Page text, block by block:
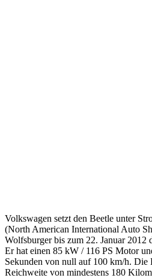
Volkswagen setzt den Beetle unter
(North American International Auto
Wolfsburger bis zum 22. Januar 2012
Er hat einen 85 kW / 116 PS Motor
Sekunden von null auf 100 km/h. Die
Reichweite von mindestens 180